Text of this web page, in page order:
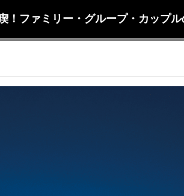
！ファミリー・グループ・カップ